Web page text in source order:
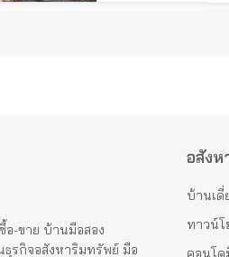
-ขาย บ้านมือสอง
รกิจอสังหาริมทรัพย์ มือ
อสัง
บ้านเดี่
ทาวน์โ
คอนโด